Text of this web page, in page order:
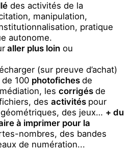
des activités de la
manipulation,
pratique
autonome.
aller plus loin ou
(sur preuve d’achat)
100 photofiches de
les corrigés de
des activités pour
géométriques, des jeux… + du
à imprimer pour la
nombres, des bandes
de numération...